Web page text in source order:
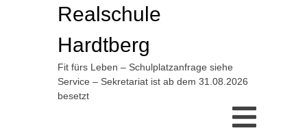
Realschule
Hardtberg
Fit fürs Leben – Schulplatzanfrage siehe
Service – Sekretariat ist ab dem 31.08.2026
besetzt